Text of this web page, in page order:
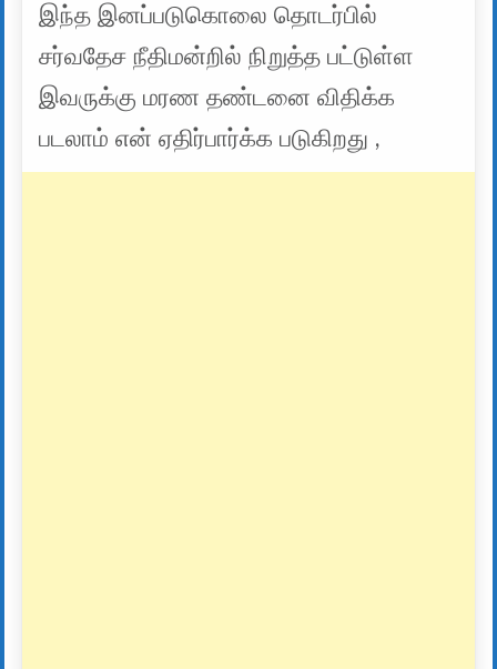
இந்த இனப்படுகொலை தொடர்பில்
சர்வதேச நீதிமன்றில் நிறுத்த பட்டுள்ள
இவருக்கு மரண தண்டனை விதிக்க
படலாம் என் ஏதிர்பார்க்க படுகிறது ,